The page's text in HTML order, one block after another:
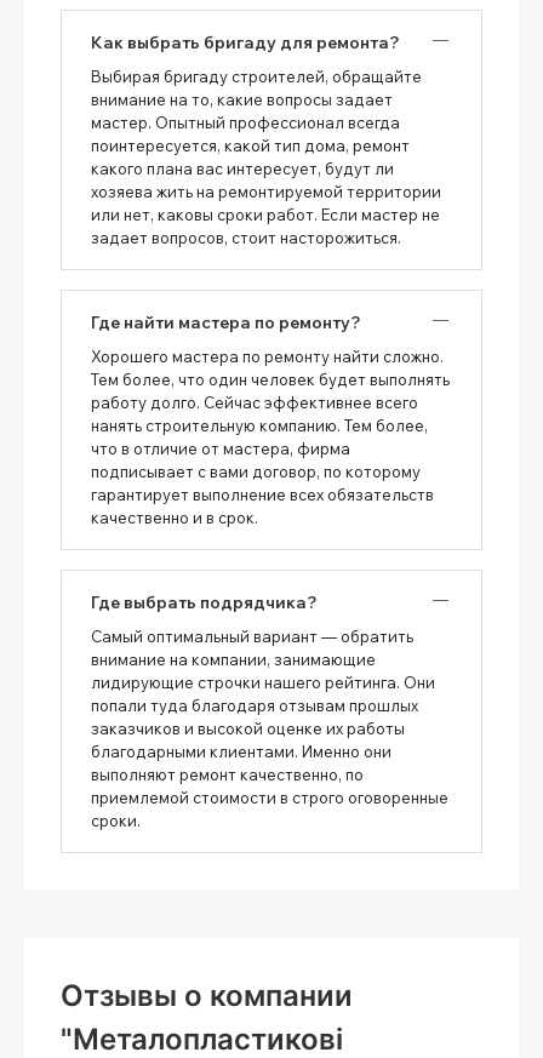
Как выбрать бригаду для ремонта?
Выбирая бригаду строителей, обращайте
внимание на то, какие вопросы задает
мастер. Опытный профессионал всегда
поинтересуется, какой тип дома, ремонт
какого плана вас интересует, будут ли
хозяева жить на ремонтируемой территории
или нет, каковы сроки работ. Если мастер не
задает вопросов, стоит насторожиться.
Где найти мастера по ремонту?
Хорошего мастера по ремонту найти сложно.
Тем более, что один человек будет выполнять
работу долго. Сейчас эффективнее всего
нанять строительную компанию. Тем более,
что в отличие от мастера, фирма
подписывает с вами договор, по которому
гарантирует выполнение всех обязательств
качественно и в срок.
Где выбрать подрядчика?
Самый оптимальный вариант — обратить
внимание на компании, занимающие
лидирующие строчки нашего рейтинга. Они
попали туда благодаря отзывам прошлых
заказчиков и высокой оценке их работы
благодарными клиентами. Именно они
выполняют ремонт качественно, по
приемлемой стоимости в строго оговоренные
сроки.
Отзывы о компании
"Металопластикові